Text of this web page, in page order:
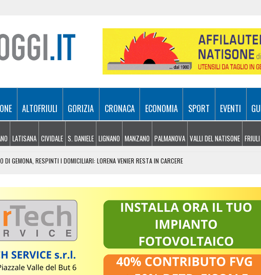
ALTOFRIULI GORIZIA CRONACA ECONOMIA SPORT EVENTI
LATISANA CIVIDALE S. DANIELE LIGNANO MANZANO PALMANOVA VALLI DEL NATISONE
DI GEMONA, RESPINTI I DOMICILIARI: LORENA VENIER RESTA IN CARCERE
A CHIUSAFORTE, MALBORGHETTO E PADRICIANO
CIMA DELLA PANNOCCHIA, 60ENNE SOCCORSO CON L’ELICOTTERO